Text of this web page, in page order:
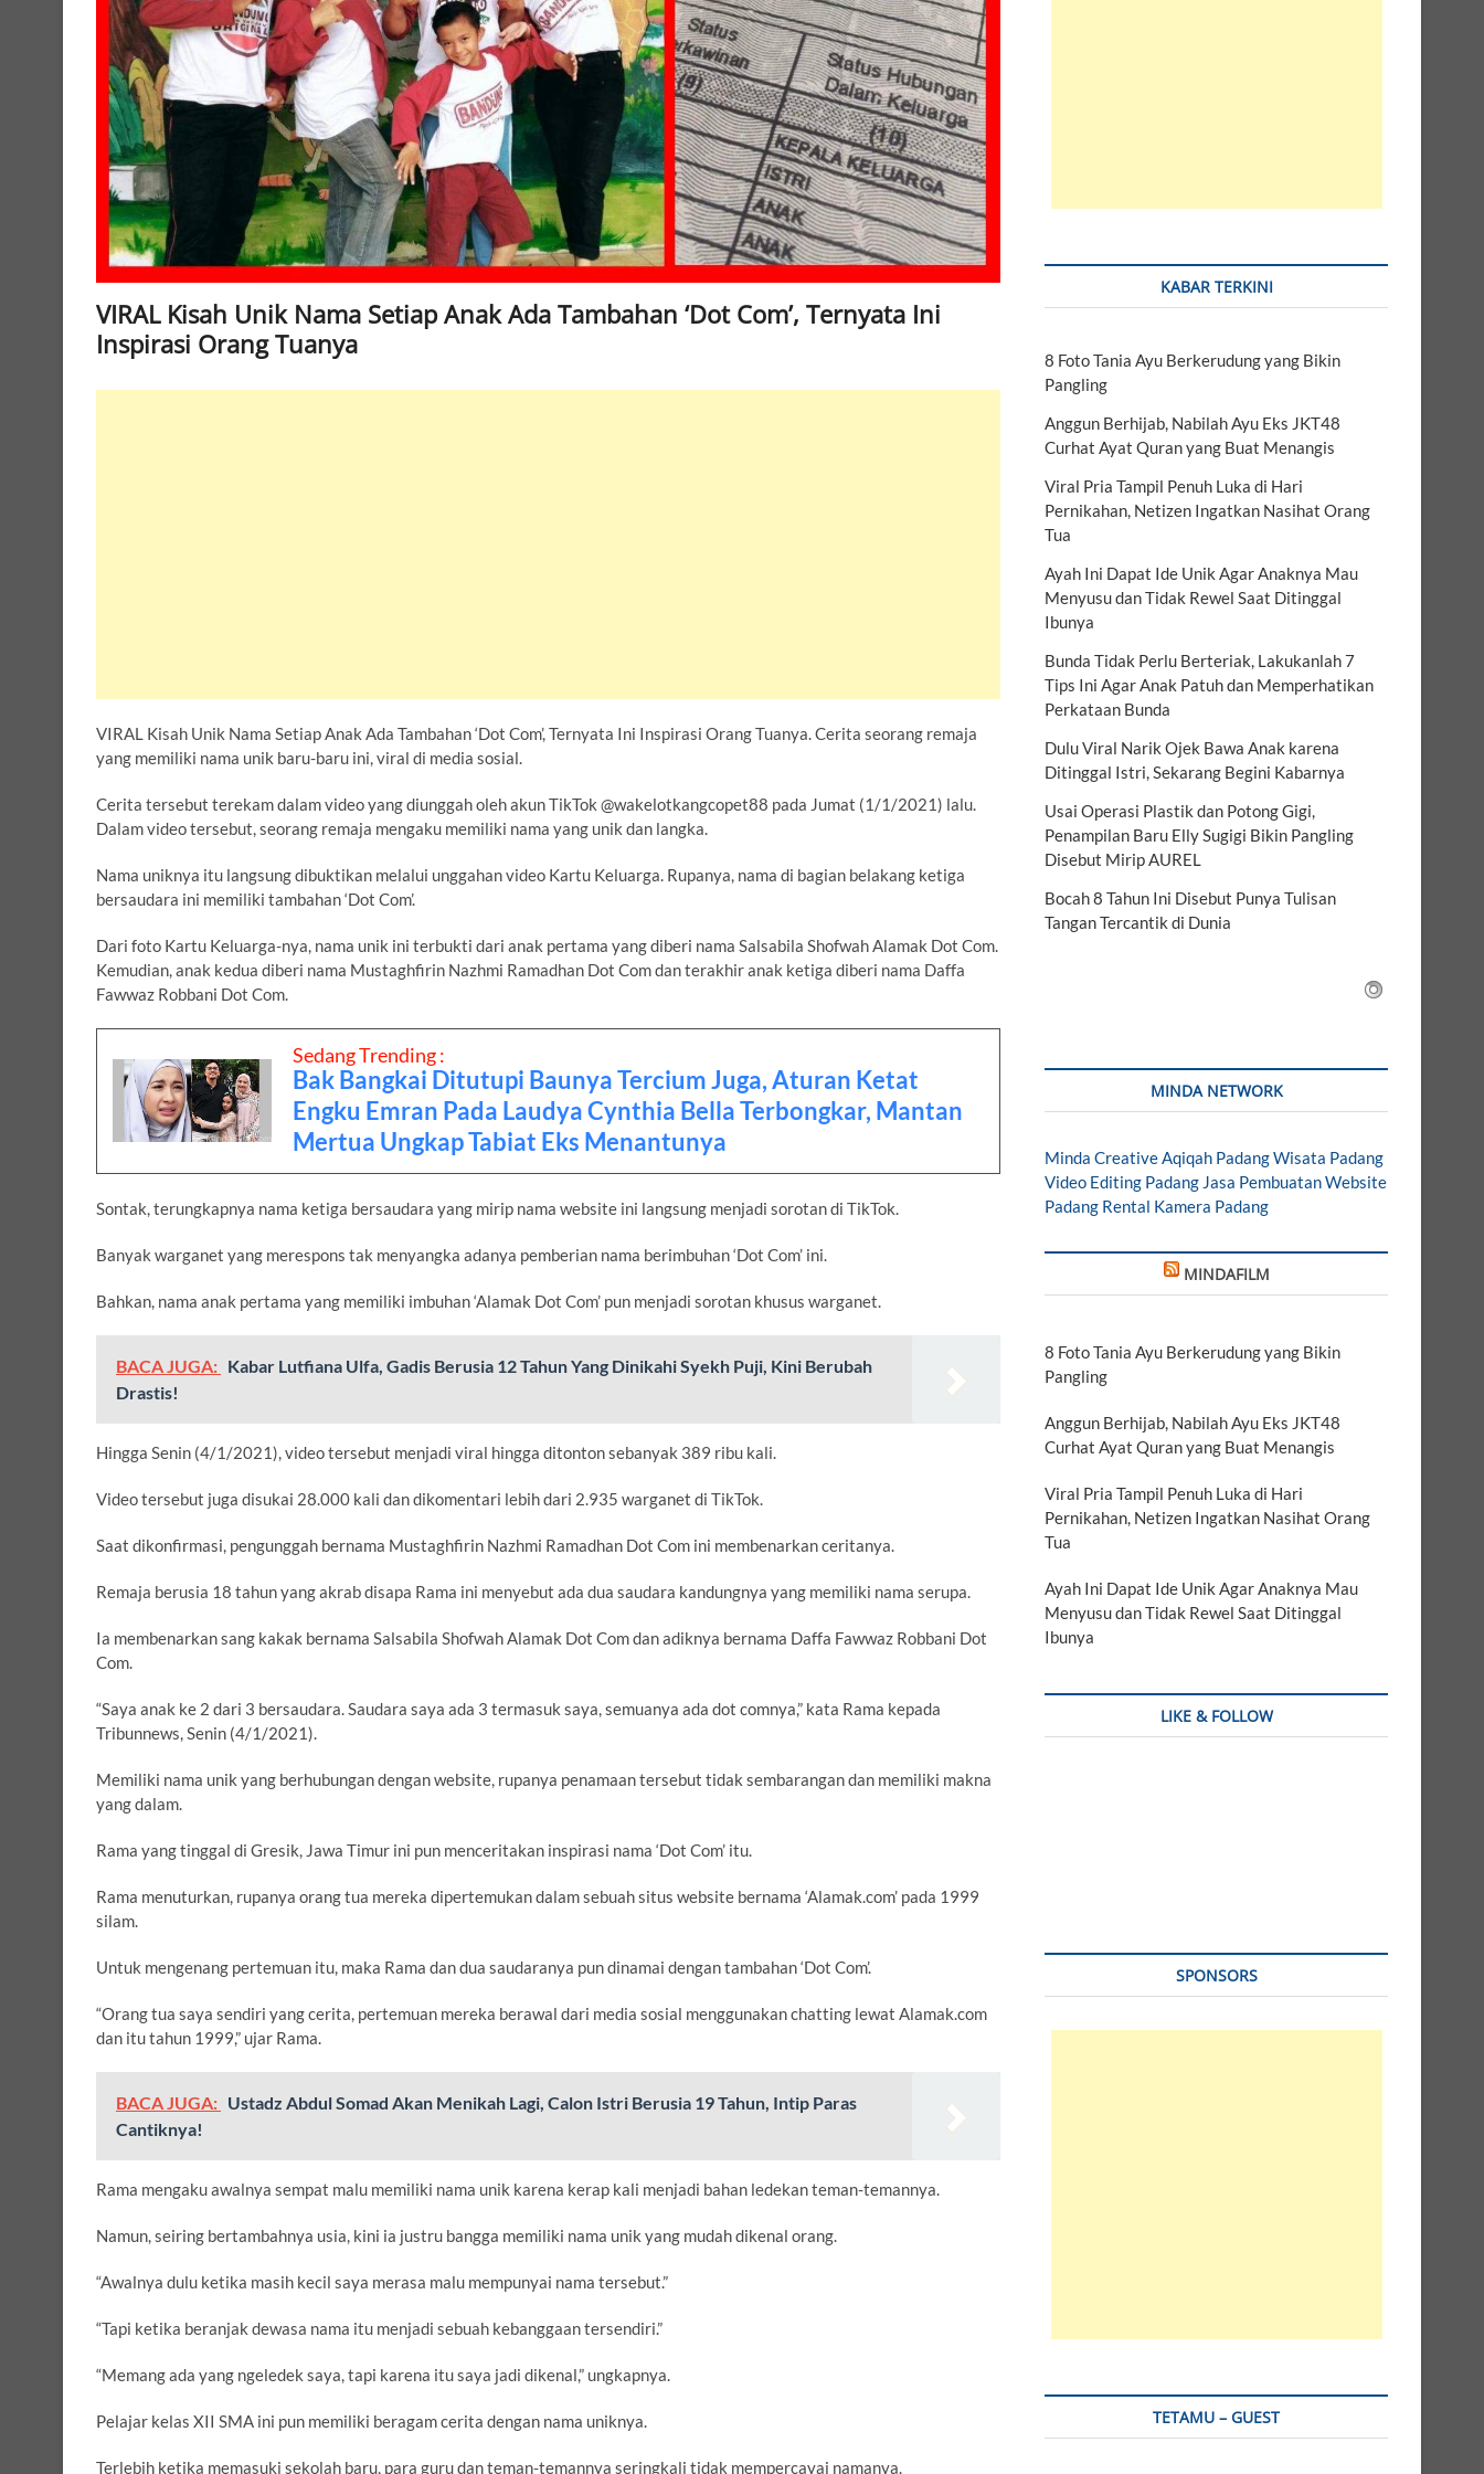
VIRAL Kisah Unik Nama Setiap Anak Ada Tambahan ‘Dot Com’, Ternyata Ini
Inspirasi Orang Tuanya
VIRAL Kisah Unik Nama Setiap Anak Ada Tambahan ‘Dot Com’, Ternyata Ini Inspirasi Orang Tuanya. Cerita seorang remaja
yang memiliki nama unik baru-baru ini, viral di media sosial.
Cerita tersebut terekam dalam video yang diunggah oleh akun TikTok @wakelotkangcopet88 pada Jumat (1/1/2021) lalu.
Dalam video tersebut, seorang remaja mengaku memiliki nama yang unik dan langka.
Nama uniknya itu langsung dibuktikan melalui unggahan video Kartu Keluarga. Rupanya, nama di bagian belakang ketiga
bersaudara ini memiliki tambahan ‘Dot Com’.
Dari foto Kartu Keluarga-nya, nama unik ini terbukti dari anak pertama yang diberi nama Salsabila Shofwah Alamak Dot Com.
Kemudian, anak kedua diberi nama Mustaghfirin Nazhmi Ramadhan Dot Com dan terakhir anak ketiga diberi nama Daffa
Fawwaz Robbani Dot Com.
Sedang Trending :
Bak Bangkai Ditutupi Baunya Tercium Juga, Aturan Ketat
Engku Emran Pada Laudya Cynthia Bella Terbongkar, Mantan
Mertua Ungkap Tabiat Eks Menantunya
Sontak, terungkapnya nama ketiga bersaudara yang mirip nama website ini langsung menjadi sorotan di TikTok.
Banyak warganet yang merespons tak menyangka adanya pemberian nama berimbuhan ‘Dot Com’ ini.
Bahkan, nama anak pertama yang memiliki imbuhan ‘Alamak Dot Com’ pun menjadi sorotan khusus warganet.
BACA JUGA: Kabar Lutfiana Ulfa, Gadis Berusia 12 Tahun Yang Dinikahi Syekh Puji, Kini Berubah
Drastis!
Hingga Senin (4/1/2021), video tersebut menjadi viral hingga ditonton sebanyak 389 ribu kali.
Video tersebut juga disukai 28.000 kali dan dikomentari lebih dari 2.935 warganet di TikTok.
Saat dikonfirmasi, pengunggah bernama Mustaghfirin Nazhmi Ramadhan Dot Com ini membenarkan ceritanya.
Remaja berusia 18 tahun yang akrab disapa Rama ini menyebut ada dua saudara kandungnya yang memiliki nama serupa.
Ia membenarkan sang kakak bernama Salsabila Shofwah Alamak Dot Com dan adiknya bernama Daffa Fawwaz Robbani Dot
Com.
“Saya anak ke 2 dari 3 bersaudara. Saudara saya ada 3 termasuk saya, semuanya ada dot comnya,” kata Rama kepada
Tribunnews, Senin (4/1/2021).
Memiliki nama unik yang berhubungan dengan website, rupanya penamaan tersebut tidak sembarangan dan memiliki makna
yang dalam.
Rama yang tinggal di Gresik, Jawa Timur ini pun menceritakan inspirasi nama ‘Dot Com’ itu.
Rama menuturkan, rupanya orang tua mereka dipertemukan dalam sebuah situs website bernama ‘Alamak.com’ pada 1999
silam.
Untuk mengenang pertemuan itu, maka Rama dan dua saudaranya pun dinamai dengan tambahan ‘Dot Com’.
“Orang tua saya sendiri yang cerita, pertemuan mereka berawal dari media sosial menggunakan chatting lewat Alamak.com
dan itu tahun 1999,” ujar Rama.
BACA JUGA: Ustadz Abdul Somad Akan Menikah Lagi, Calon Istri Berusia 19 Tahun, Intip Paras
Cantiknya!
Rama mengaku awalnya sempat malu memiliki nama unik karena kerap kali menjadi bahan ledekan teman-temannya.
Namun, seiring bertambahnya usia, kini ia justru bangga memiliki nama unik yang mudah dikenal orang.
“Awalnya dulu ketika masih kecil saya merasa malu mempunyai nama tersebut.”
“Tapi ketika beranjak dewasa nama itu menjadi sebuah kebanggaan tersendiri.”
“Memang ada yang ngeledek saya, tapi karena itu saya jadi dikenal,” ungkapnya.
Pelajar kelas XII SMA ini pun memiliki beragam cerita dengan nama uniknya.
Terlebih ketika memasuki sekolah baru, para guru dan teman-temannya seringkali tidak mempercayai namanya.
KABAR TERKINI
8 Foto Tania Ayu Berkerudung yang Bikin
Pangling
Anggun Berhijab, Nabilah Ayu Eks JKT48
Curhat Ayat Quran yang Buat Menangis
Viral Pria Tampil Penuh Luka di Hari
Pernikahan, Netizen Ingatkan Nasihat Orang
Tua
Ayah Ini Dapat Ide Unik Agar Anaknya Mau
Menyusu dan Tidak Rewel Saat Ditinggal
Ibunya
Bunda Tidak Perlu Berteriak, Lakukanlah 7
Tips Ini Agar Anak Patuh dan Memperhatikan
Perkataan Bunda
Dulu Viral Narik Ojek Bawa Anak karena
Ditinggal Istri, Sekarang Begini Kabarnya
Usai Operasi Plastik dan Potong Gigi,
Penampilan Baru Elly Sugigi Bikin Pangling
Disebut Mirip AUREL
Bocah 8 Tahun Ini Disebut Punya Tulisan
Tangan Tercantik di Dunia
MINDA NETWORK
Minda CreativeAqiqah PadangWisata Padang
Video Editing Padang Jasa Pembuatan Website
Padang Rental Kamera Padang
MINDAFILM
8 Foto Tania Ayu Berkerudung yang Bikin
Pangling
Anggun Berhijab, Nabilah Ayu Eks JKT48
Curhat Ayat Quran yang Buat Menangis
Viral Pria Tampil Penuh Luka di Hari
Pernikahan, Netizen Ingatkan Nasihat Orang
Tua
Ayah Ini Dapat Ide Unik Agar Anaknya Mau
Menyusu dan Tidak Rewel Saat Ditinggal
Ibunya
LIKE & FOLLOW
SPONSORS
TETAMU – GUEST